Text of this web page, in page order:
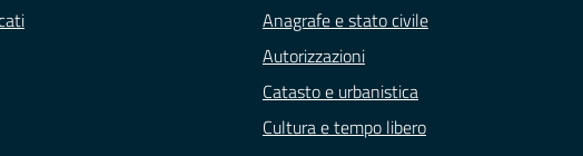
Anagrafe e stato civile
Autorizzazioni
Catasto e urbanistica
Cultura e tempo libero